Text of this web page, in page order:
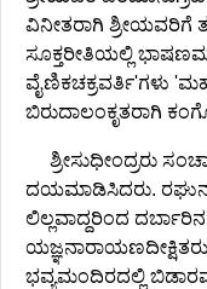
ವಿನೀತರಾಗಿ ಶ್ರೀಯವರಿಗೆ
ಸೂಕ್ತರೀತಿಯಲ್ಲಿ
ವೈಣಿಕಚಕ್ರವರ್ತಿ'ಗಳು
ಬಿರುದಾಲಂಕೃತರಾಗಿ
ಶ್ರೀಸುಧೀಂದ್ರರು
ದಯಮಾಡಿಸಿದರು.
ಲಿಲ್ಲವಾದ್ದರಿಂದ
ಯಜ್ಞನಾರಾಯಣದೀಕ್ಷಿತರು
ಭವ್ಯಮಂದಿರದಲ್ಲಿ